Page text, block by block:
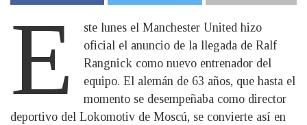
E
ste lunes el Manchester United hizo
oficial el anuncio de la llegada de Ralf
Rangnick como nuevo entrenador del
equipo. El alemán de 63 años, que hasta el
momento se desempeñaba como director
deportivo del Lokomotiv de Moscú, se convierte así en